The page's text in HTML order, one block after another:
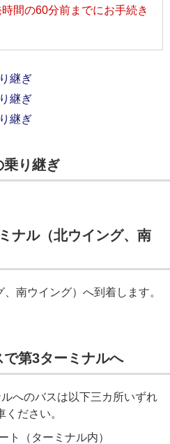
間の60分前までにお手続き
継ぎ
継ぎ
継ぎ
乗り継ぎ
ナル（北ウイング、南
南ウイング）へ到着します。
第3ターミナルへ
へのバスは以下三カ所いずれ
ください。
ト（ターミナル内）